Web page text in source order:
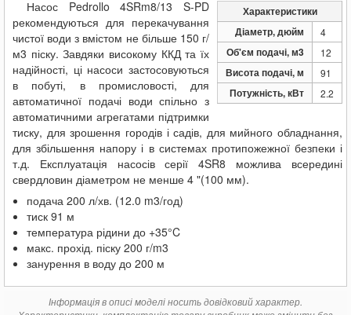
Характеристики
Діаметр, дюйм
4
Об'єм подачі, м3 12
Висота подачі, м 91
Потужність, кВт 2.2
Насос Pedrollo 4SRm8/13 S-PD
рекомендуються для перекачування
чистої води з вмістом не більше 150 г/
м3 піску. Завдяки високому ККД та їх
надійності, ці насоси застосовуються
в побуті, в промисловості, для
автоматичної подачі води спільно з
автоматичними агрегатами підтримки
тиску, для зрошення городів і садів, для мийного обладнання,
для збільшення напору і в системах протипожежної безпеки і
т.д. Експлуатація насосів серії 4SR8 можлива всередині
свердловин діаметром не менше 4 "(100 мм).
подача 200 л/хв. (12.0 m3/год)
тиск 91 м
температура рідини до +35°C
макс. прохід. піску 200 г/m3
занурення в воду до 200 м
Інформація в описі моделі носить довідковий характер.